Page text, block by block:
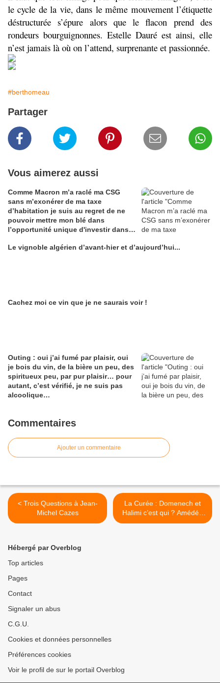
le cycle de la vie, dans le même mouvement l’étiquette
déstructurée s’épure alors que le flacon prend des
rondeurs bourguignonnes. Estelle Dauré est ainsi, elle
n’est jamais là où on l’attend, surprenante et passionnée.
#berthomeau
Partager
Vous aimerez aussi
Comme Macron m’a raclé ma CSG
sans m’exonérer de ma taxe
d’habitation je suis au regret de ne
pouvoir mettre mon blé dans
l’opportunité unique d'investir dans
Alain Edouard
Le vignoble algérien d’avant-hier et d’aujourd’hui...
Cachez moi ce vin que je ne saurais voir !
Outing : oui j’ai fumé par plaisir, oui
je bois du vin, de la bière un peu, des
spiritueux peu, par pur plaisir… pour
autant, c’est vérifié, je ne suis pas
alcoolique…
Commentaires
Ajouter un commentaire
< Trois Questions à Jean-
Michel Cazes
La Curée : Domenech et
Halimi c’est qui ? Amédée
et Alphonse... >
Hébergé par Overblog
Top articles
Pages
Contact
Signaler un abus
C.G.U.
Cookies et données personnelles
Préférences cookies
Voir le profil de sur le portail Overblog